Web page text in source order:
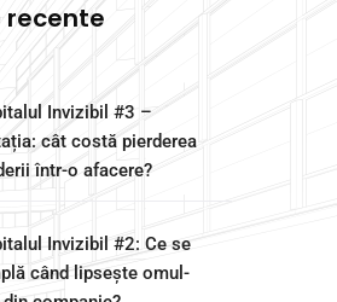
recente
Invizibil #3 –
cât costă pierderea
într-o afacere?
Invizibil #2: Ce se
când lipsește omul-